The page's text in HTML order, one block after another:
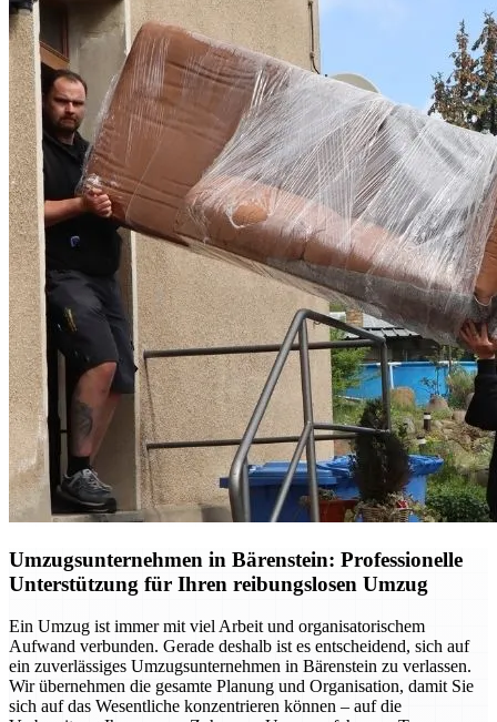
Umzugsunternehmen in Bärenstein: Professionelle
Unterstützung für Ihren reibungslosen Umzug
Ein Umzug ist immer mit viel Arbeit und organisatorischem
Aufwand verbunden. Gerade deshalb ist es entscheidend, sich auf
ein zuverlässiges Umzugsunternehmen in Bärenstein zu verlassen.
Wir übernehmen die gesamte Planung und Organisation, damit Sie
sich auf das Wesentliche konzentrieren können – auf die